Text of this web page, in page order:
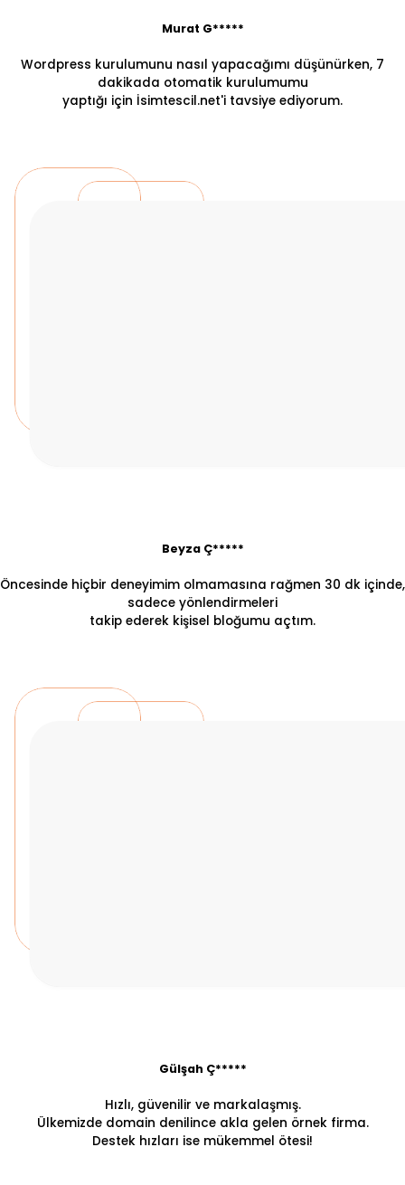
Murat G*****
Wordpress kurulumunu nasıl yapacağımı düşünürken, 7
dakikada otomatik kurulumumu
yaptığı için İsimtescil.net'i tavsiye ediyorum.
Beyza Ç*****
Öncesinde hiçbir deneyimim olmamasına rağmen 30 dk içinde,
sadece yönlendirmeleri
takip ederek kişisel bloğumu açtım.
Gülşah Ç*****
Hızlı, güvenilir ve markalaşmış.
Ülkemizde domain denilince akla gelen örnek firma.
Destek hızları ise mükemmel ötesi!